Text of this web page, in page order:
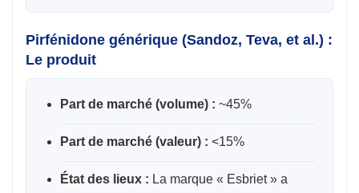
Pirfénidone générique (Sandoz, Teva, et al.) :
Le produit
Part de marché (volume) : ~45%
Part de marché (valeur) : <15%
État des lieux : La marque « Esbriet » a